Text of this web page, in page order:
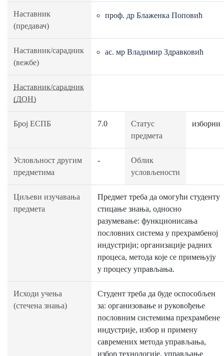
Наставник
(предавач)
проф. др Блаженка Поповић
Наставник/сарадник
(вежбе)
ас. мр Владимир Здравковић
Наставник/сарадник
(ДОН)
Број ЕСПБ 7.0
Статус
предмета
изборни
Условљност другим
предметима
-
Облик
условљености
Циљеви изучавања
предмета
Предмет треба да омогући студенту
стицање знања, односно
разумевање: функционисања
пословних система у прехрамбеној
индустрији; организације радних
процеса, метода које се примењују
у процесу управљања.
Исходи учења
(стечена знања)
Студент треба да буде оспособљен
за: организовање и руковођење
пословним системима прехрамбене
индустрије, избор и примену
савремених метода управљања,
избор технологије, управљање